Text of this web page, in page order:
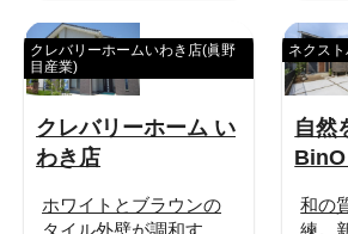
クレバリーホーム い
わき店
クレバリーホームいわき店(眞野
目産業)
ホワイトとブラウンの
タイル外壁が調和す
自然
ネクス
和の
練。